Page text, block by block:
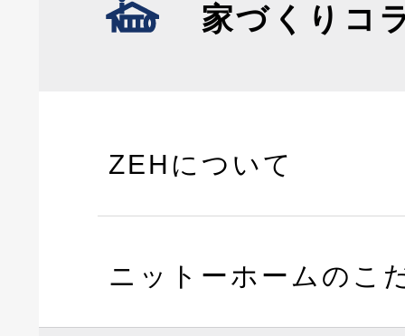
家づくりコ
ZEHについて
ニットーホームのこ